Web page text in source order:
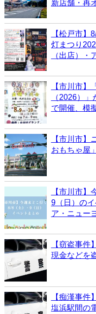
新店舗・再
【松戸市】
灯まつり
（出店）・
【市川市】
（2026）
で開催、模
【市川市】
おもちゃ屋
【市川市】
9（日）の
ア・ニュー
【窃盗事件
現金などを
【痴漢事件
塩浜駅間の